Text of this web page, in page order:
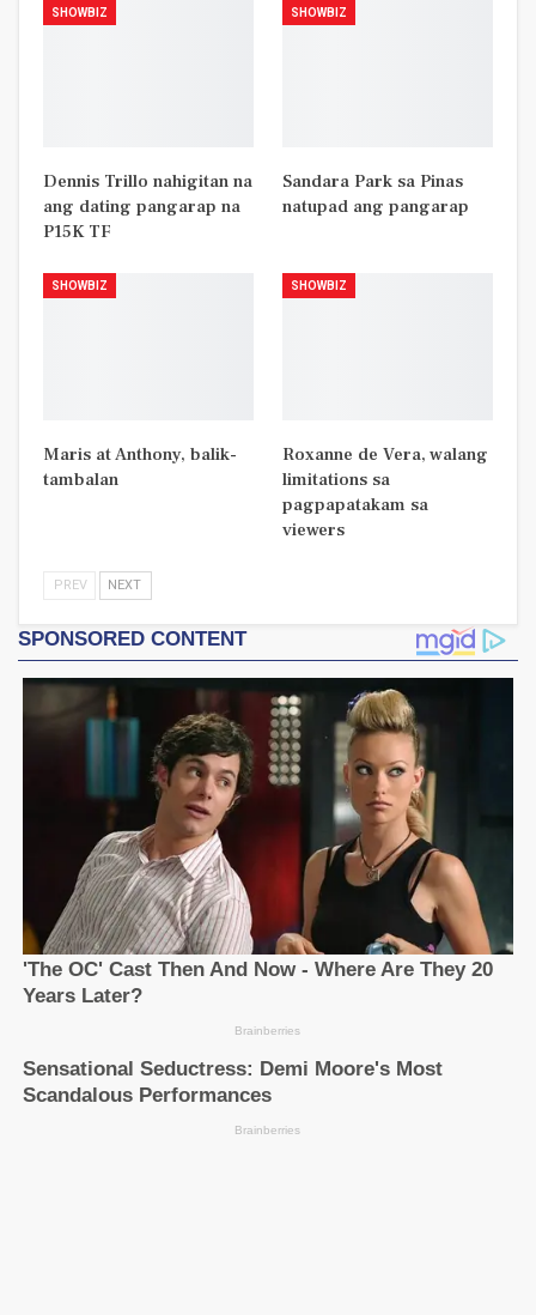
SHOWBIZ
Dennis Trillo nahigitan na
ang dating pangarap na
P15K TF
SHOWBIZ
Sandara Park sa Pinas
natupad ang pangarap
SHOWBIZ
Maris at Anthony, balik-
tambalan
SHOWBIZ
Roxanne de Vera, walang
limitations sa
pagpapatakam sa
viewers
PREV NEXT